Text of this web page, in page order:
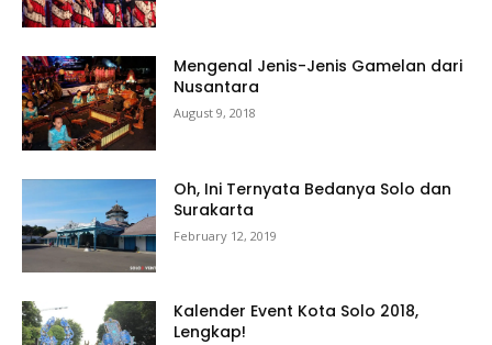
Mengenal Jenis-Jenis Gamelan dari
Nusantara
August 9, 2018
Oh, Ini Ternyata Bedanya Solo dan
Surakarta
February 12, 2019
Kalender Event Kota Solo 2018,
Lengkap!